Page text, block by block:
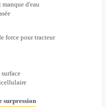
manque d'eau
force pour tracteur
surpression